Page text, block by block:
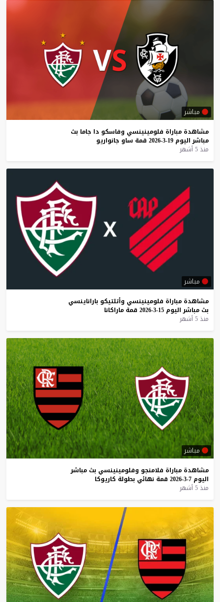
مباشر
مشاهدة مباراة فلومينينسي وفاسكو دا جاما بث
مباشر اليوم 19-3-2026 قمة ساو جانواريو
منذ 5 أشهر
مباشر
مشاهدة مباراة فلومينينسي وأتلتيكو باراناينسي
بث مباشر اليوم 15-3-2026 قمة ماراكانا
منذ 5 أشهر
مباشر
مشاهدة مباراة فلامنجو وفلومينينسي بث مباشر
اليوم 7-3-2026 قمة نهائي بطولة كاريوكا
منذ 5 أشهر